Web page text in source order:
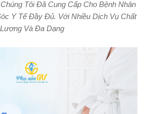
Tôi Đã Cung Cấp Cho Bệnh Nhân
Y Tế Đầy Đủ. Với Nhiều Dịch Vụ Chất
Lượng Và Đa Dạng